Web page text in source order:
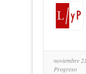
noviembre
Progreso